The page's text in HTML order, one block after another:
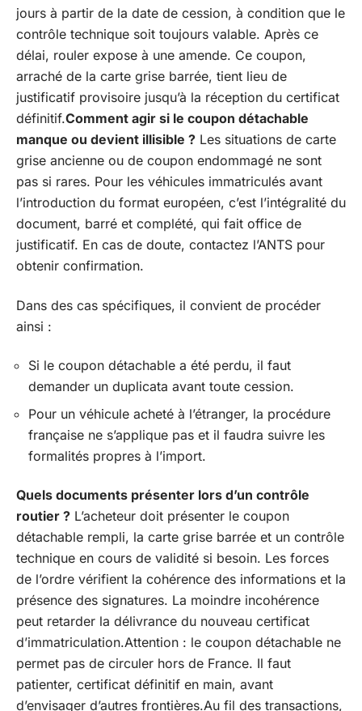
jours à partir de la date de cession, à condition que le
contrôle technique soit toujours valable. Après ce
délai, rouler expose à une amende. Ce coupon,
arraché de la carte grise barrée, tient lieu de
justificatif provisoire jusqu’à la réception du certificat
définitif.Comment agir si le coupon détachable
manque ou devient illisible ? Les situations de carte
grise ancienne ou de coupon endommagé ne sont
pas si rares. Pour les véhicules immatriculés avant
l’introduction du format européen, c’est l’intégralité du
document, barré et complété, qui fait office de
justificatif. En cas de doute, contactez l’ANTS pour
obtenir confirmation.
Dans des cas spécifiques, il convient de procéder
ainsi :
Si le coupon détachable a été perdu, il faut
demander un duplicata avant toute cession.
Pour un véhicule acheté à l’étranger, la procédure
française ne s’applique pas et il faudra suivre les
formalités propres à l’import.
Quels documents présenter lors d’un contrôle
routier ? L’acheteur doit présenter le coupon
détachable rempli, la carte grise barrée et un contrôle
technique en cours de validité si besoin. Les forces
de l’ordre vérifient la cohérence des informations et la
présence des signatures. La moindre incohérence
peut retarder la délivrance du nouveau certificat
d’immatriculation.Attention : le coupon détachable ne
permet pas de circuler hors de France. Il faut
patienter, certificat définitif en main, avant
d’envisager d’autres frontières.Au fil des transactions,